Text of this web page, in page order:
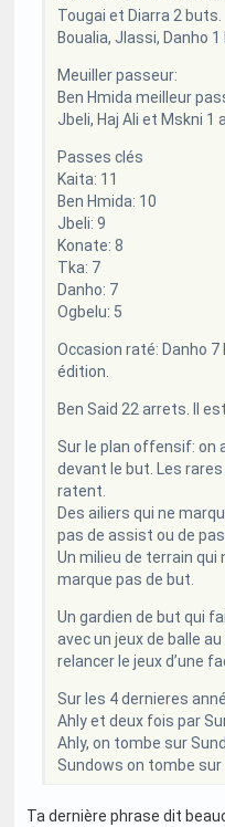
Tougai et Diarra 2 buts.
Boualia, Jlassi, Danho 1
Meuiller passeur:
Ben Hmida meilleur
Jbeli, Haj Ali et Mskni
Passes clés
Kaita: 11
Ben Hmida: 10
Jbeli: 9
Konate: 8
Tka: 7
Danho: 7
Ogbelu: 5
Occasion raté: Danho
édition.
Ben Said 22 arrets. Il
Sur le plan offensif:
devant le but. Les
ratent.
Des ailiers qui ne
pas de assist ou de
Un milieu de terrain qui
marque pas de but.
Un gardien de but qui
avec un jeux de balle
relancer le jeux d’une
Sur les 4 dernieres
Ahly et deux fois par
Ahly, on tombe sur
Sundows on tombe sur
Ta dernière phrase dit